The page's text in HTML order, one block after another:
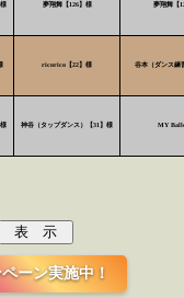
夢翔舞【126】様 夢翔舞【
ricorico【22】様 谷本（ダンス練
神谷（タップダンス）【31】様 MY
ーン実施中！